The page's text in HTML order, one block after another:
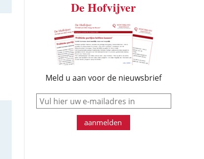
De Hofvijver
Meld u aan voor de nieuwsbrief
e-mail
aanmelden